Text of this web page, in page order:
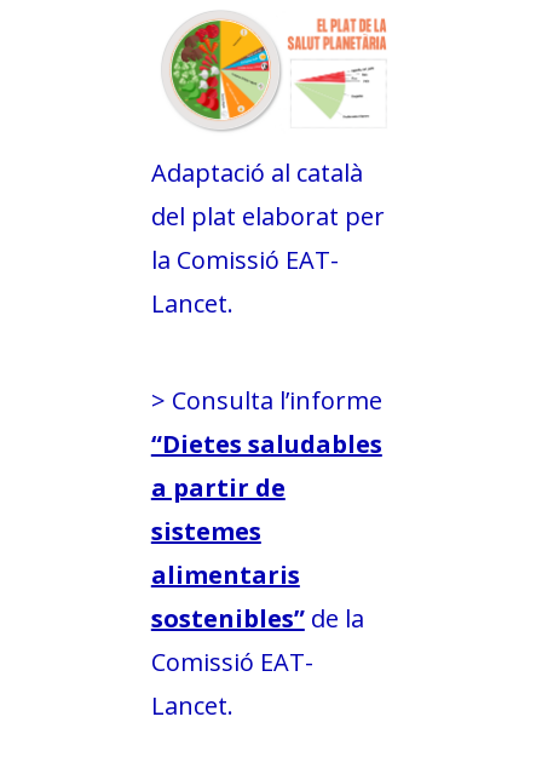
Adaptació al català
del plat elaborat per
la Comissió EAT-
Lancet.
> Consulta l’informe
“Dietes saludables
a partir de
sistemes
alimentaris
sostenibles”de la
Comissió EAT-
Lancet.